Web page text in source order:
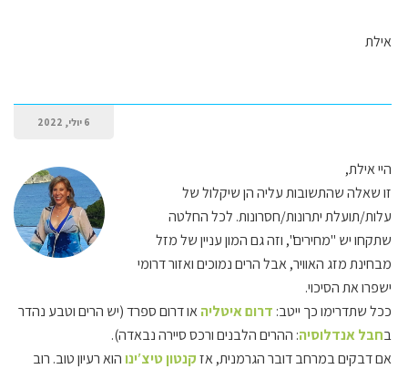
אילת
6 יולי, 2022
היי אילת,
זו שאלה שהתשובות עליה הן שיקלול של
עלות/תועלת יתרונות/חסרונות. לכל החלטה
שתקחו יש "מחירים", וזה גם המון עניין של מזל
מבחינת מזג האוויר, אבל הרים נמוכים ואזור דרומי
ישפרו את הסיכוי.
ככל שתדרימו כך ייטב: דרום איטליהאו דרום ספרד (יש הרים וטבע נהדר
בחבל אנדלוסיה: ההרים הלבנים ורכס סיירה נבאדה).
אם דבקים במרחב דובר הגרמנית, אזקנטון טיצ′ינו הוא רעיון טוב. רוב